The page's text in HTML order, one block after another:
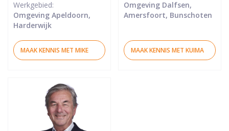
Werkgebied:
Omgeving Apeldoorn,
Harderwijk
MAAK KENNIS MET MIKE
Omgeving Dalfsen,
Amersfoort, Bunschoten
MAAK KENNIS MET KUIMA